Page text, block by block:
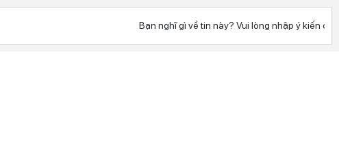
Bạn nghĩ gì về tin này? Vui lòng nhập ý kiến của